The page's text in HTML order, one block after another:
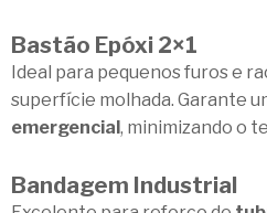
Bastão Epóxi 2×1
Ideal para pequenos furos e
superfície molhada. Garante
emergencial , minimizando o
Bandagem Industrial